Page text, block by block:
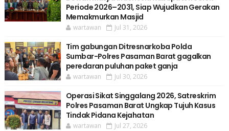
Periode 2026–2031, Siap Wujudkan Gerakan
Memakmurkan Masjid
wartawan Jul 31, 2026
Tim gabungan Ditresnarkoba Polda
Sumbar-Polres Pasaman Barat gagalkan
peredaran puluhan paket ganja
wartawan Jul 30, 2026
Operasi Sikat Singgalang 2026, Satreskrim
Polres Pasaman Barat Ungkap Tujuh Kasus
Tindak Pidana Kejahatan
wartawan Jul 27, 2026